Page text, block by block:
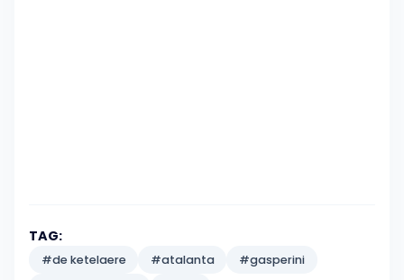
TAG:
#de ketelaere #atalanta
#gasperini